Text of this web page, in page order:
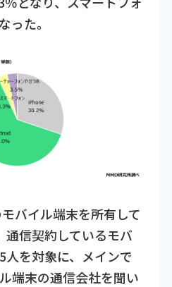
った。
バイル端末を所有して
通信契約しているモバ
人を対象に、メインで
端末の通信会社を聞い